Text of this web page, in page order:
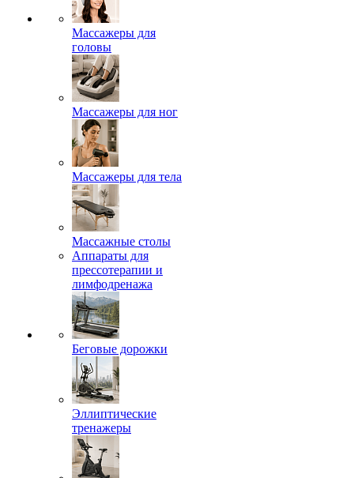
Массажеры для
головы
Массажеры для ног
Массажеры для тела
Массажные столы
Аппараты для
прессотерапии и
лимфодренажа
Беговые дорожки
Эллиптические
тренажеры